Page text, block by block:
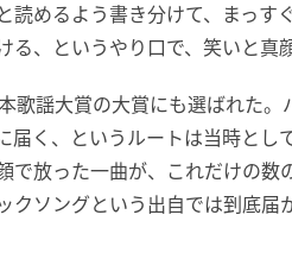
読めるよう書き分けて、まっす
る、というやり口で、笑いと真
歌謡大賞の大賞にも選ばれた
届く、というルートは当時とし
で放った一曲が、これだけの数
クソングという出自では到底届